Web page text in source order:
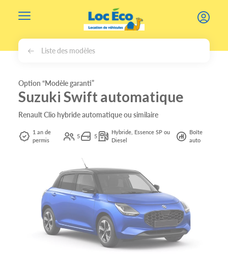
Liste des modèles
Option “Modèle garanti”
Suzuki Swift automatique
Renault Clio hybride automatique ou similaire
1 an de
permis
5 5
Hybride, Essence SP ou
Diesel
Boîte
auto